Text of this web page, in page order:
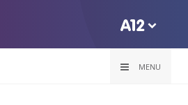
MENU